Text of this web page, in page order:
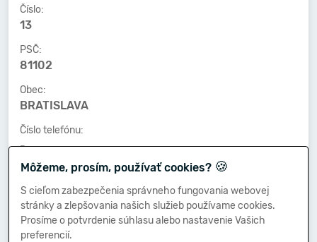
Číslo:
13
PSČ:
81102
Obec:
BRATISLAVA
Číslo telefónu:
-
Číslo faxu:
-
E-mailová adresa:
-
Môžeme, prosím, používať cookies? 🍪
S cieľom zabezpečenia správneho fungovania webovej
stránky a zlepšovania našich služieb používame cookies.
Prosíme o potvrdenie súhlasu alebo nastavenie Vašich
preferencií.